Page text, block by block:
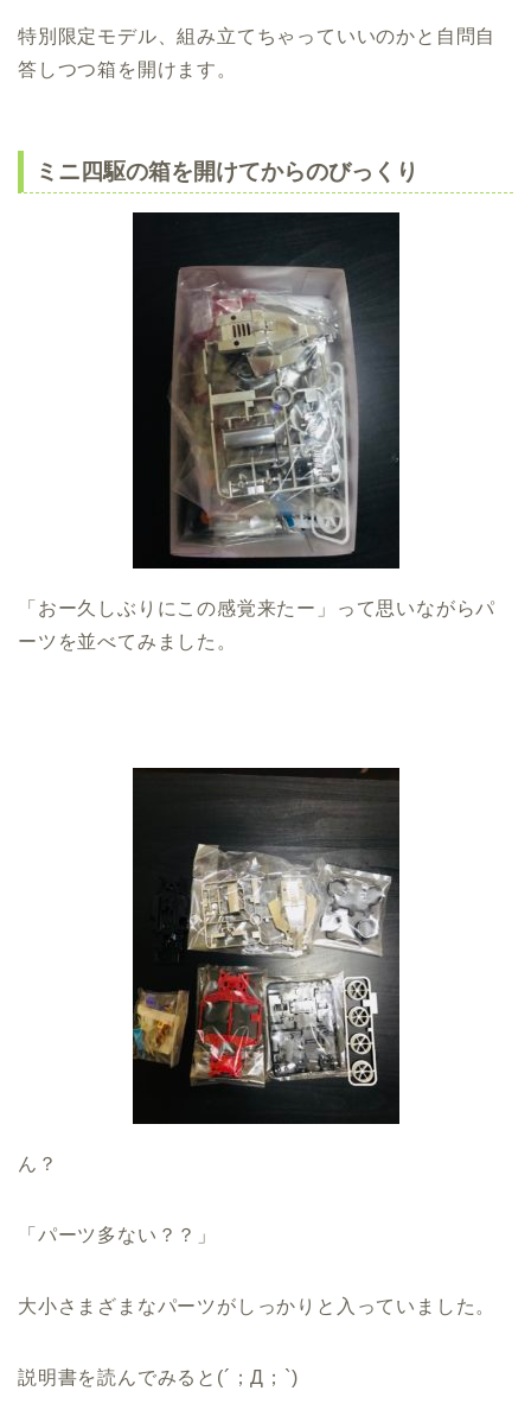
特別限定モデル、組み立てちゃっていいのかと自問自
答しつつ箱を開けます。
ミニ四駆の箱を開けてからのびっくり
「おー久しぶりにこの感覚来たー」って思いながらパ
ーツを並べてみました。
ん？
「パーツ多ない？？」
大小さまざまなパーツがしっかりと入っていました。
説明書を読んでみると(´；Д；`)